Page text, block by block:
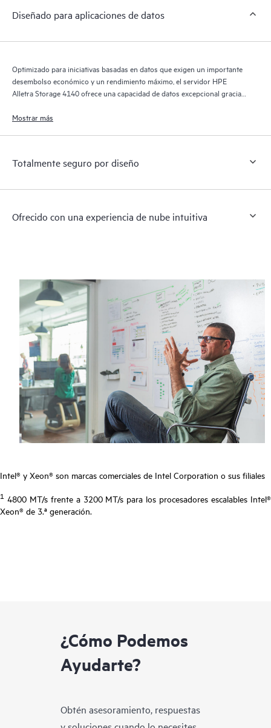
Diseñado para aplicaciones de datos
Optimizado para iniciativas basadas en datos que exigen un importante
desembolso económico y un rendimiento máximo, el servidor HPE
Alletra Storage 4140 ofrece una capacidad de datos excepcional gracias
dentro de un factor formato de bastidor de 4U fácil de instalar y utilizar.
Mostrar más
Totalmente seguro por diseño
Ofrecido con una experiencia de nube intuitiva
Intel® y Xeon® son marcas comerciales de Intel Corporation o sus filiales
1 4800 MT/s frente a 3200 MT/s para los procesadores escalables Intel®
Xeon® de 3.ª generación.
¿Cómo Podemos
Ayudarte?
Obtén asesoramiento, respuestas